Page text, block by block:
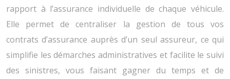
rapport à l’assurance individuelle de chaque véhicule.
Elle permet de centraliser la gestion de tous vos
contrats d’assurance auprès d’un seul assureur, ce qui
simplifie les démarches administratives et facilite le suivi
des sinistres, vous faisant gagner du temps et de